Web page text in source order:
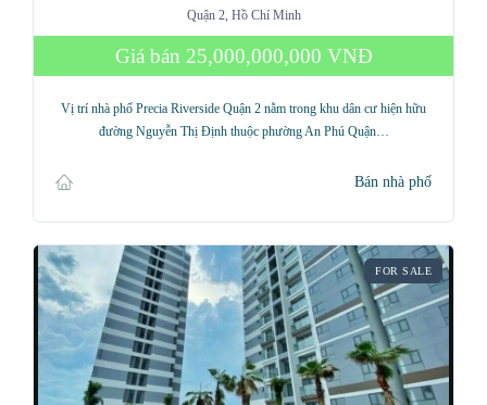
Quận 2, Hồ Chí Minh
Giá bán 25,000,000,000 VNĐ
Vị trí nhà phố Precia Riverside Quận 2 nằm trong khu dân cư hiện hữu
đường Nguyễn Thị Định thuộc phường An Phú Quận…
Bán nhà phố
FOR SALE